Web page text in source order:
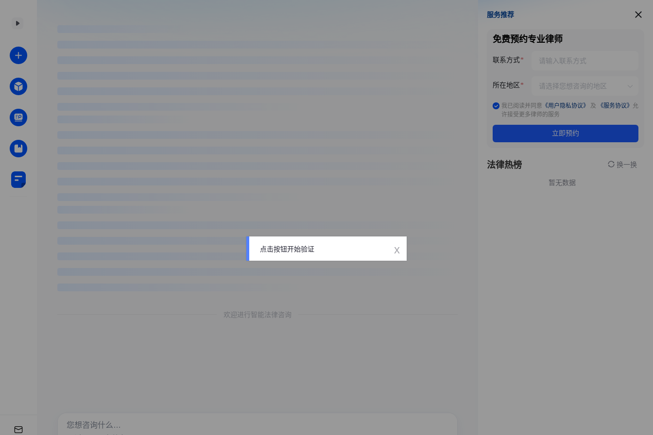
欢迎进行智能法律咨询
服务推荐
服务推荐
免费预约专业律师
联系方式
所在地区
我已阅读并同意 《用户隐私协议》 及 《服务协议》 允
许接受更多律师的服务
立即预约
法律热榜 换一换
暂无数据
点击按钮开始验证 x